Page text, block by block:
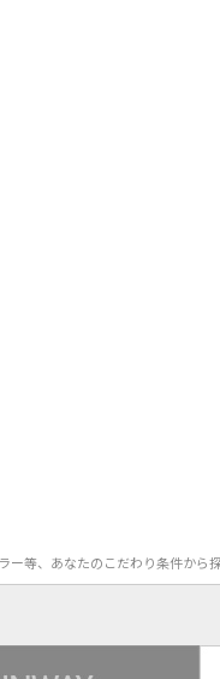
等、あなたのこだわり条件から